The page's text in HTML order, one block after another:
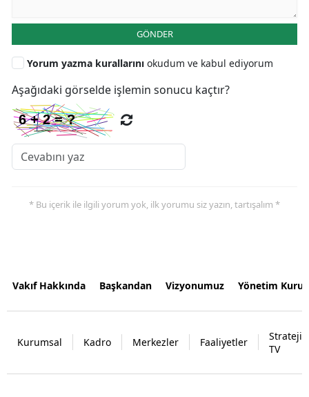
GÖNDER
Yorum yazma kurallarını okudum ve kabul ediyorum
Aşağıdaki görselde işlemin sonucu kaçtır?
* Bu içerik ile ilgili yorum yok, ilk yorumu siz yazın, tartışalım *
Vakıf Hakkında Başkandan Vizyonumuz Yönetim
Kurumsal Kadro Merkezler Faaliyetler
Strateji
TV